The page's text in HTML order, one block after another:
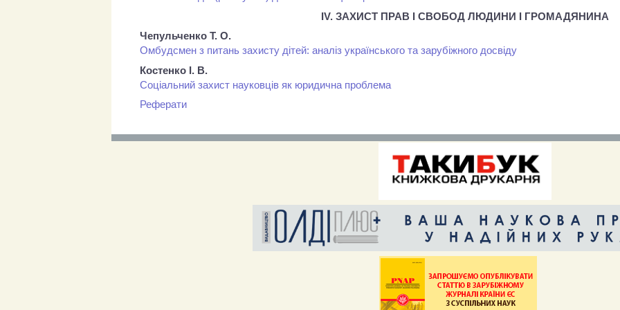
ІV. ЗАХИСТ ПРАВ І СВОБОД ЛЮДИНИ І ГРОМАДЯНИНА
Чепульченко Т. О.
Омбудсмен з питань захисту дітей: аналіз українського та зарубіжного досвіду
Костенко І. В.
Соціальний захист науковців як юридична проблема
Реферати